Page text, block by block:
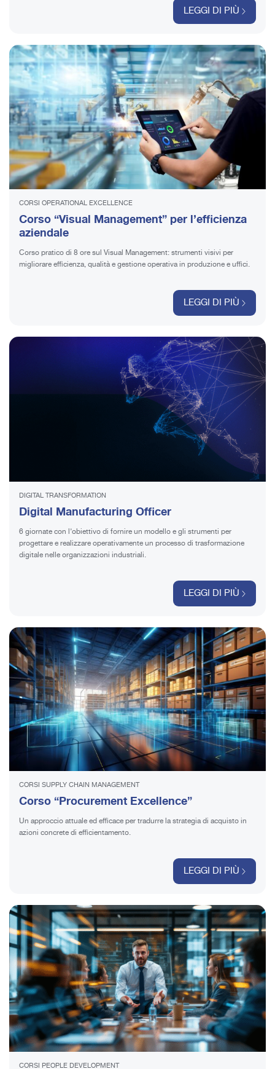
LEGGI DI PIÙ
CORSI OPERATIONAL EXCELLENCE
Corso “Visual Management” per l’efficienza
aziendale
Corso pratico di 8 ore sul Visual Management: strumenti visivi per
migliorare efficienza, qualità e gestione operativa in produzione e uffici.
LEGGI DI PIÙ
DIGITAL TRANSFORMATION
Digital Manufacturing Officer
6 giornate con l’obiettivo di fornire un modello e gli strumenti per
progettare e realizzare operativamente un processo di trasformazione
digitale nelle organizzazioni industriali.
LEGGI DI PIÙ
CORSI SUPPLY CHAIN MANAGEMENT
Corso “Procurement Excellence”
Un approccio attuale ed efficace per tradurre la strategia di acquisto in
azioni concrete di efficientamento.
LEGGI DI PIÙ
CORSI PEOPLE DEVELOPMENT